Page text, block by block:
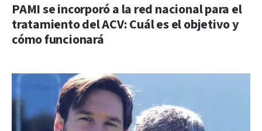
PAMI se incorporó a la red nacional para el
tratamiento del ACV: Cuál es el objetivo y
cómo funcionará